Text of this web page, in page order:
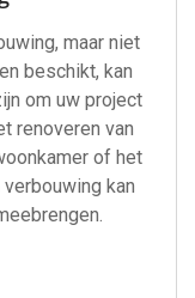
maar niet
beschikt, kan
om uw project
renoveren van
of het
kan